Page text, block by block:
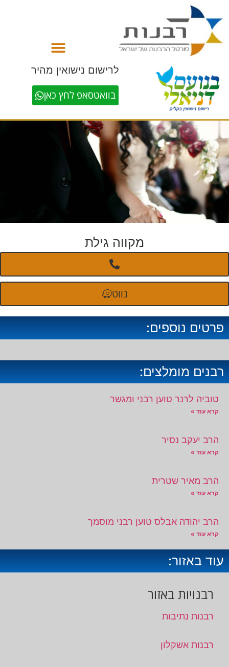
לרישום נישואין מהיר
בוואטסאפ לחץ כאן
מקווה גילת
נווט
פרטים נוספים:
רבנים מומלצים:
טוביה לרנר טוען רבני ומגשר
קרא עוד »
הרב יעקב נסיר
קרא עוד »
הרב מאיר שטרית
קרא עוד »
הרב יהודה אבלס טוען רבני מוסמך
קרא עוד »
עוד באזור:
רבנויות באזור
רבנות נתיבות
רבנות אשקלון